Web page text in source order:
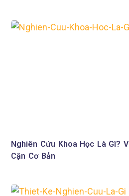
Nghiên Cứu Khoa Học Là Gì?
Cận Cơ Bản